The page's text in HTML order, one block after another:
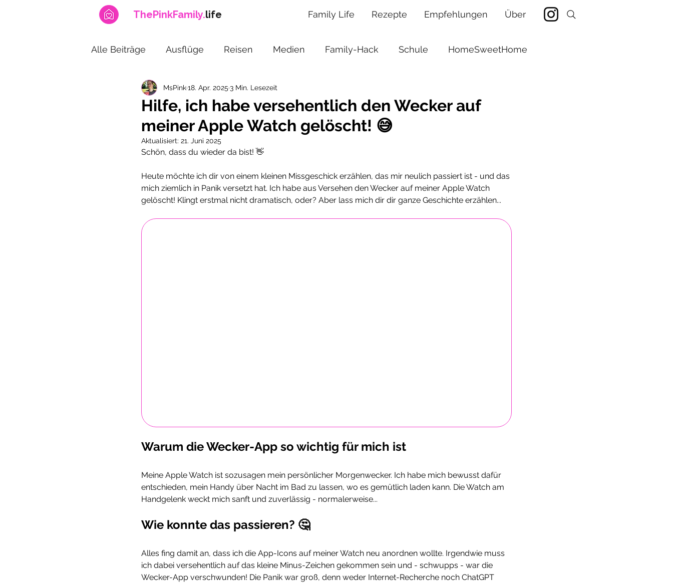
ThePinkFamily.life Family Life Rezepte Empfehlungen Über
Alle Beiträge Ausflüge Reisen Medien Family-Hack Schule HomeSweetHome
Fitness & Sport Spielzeug
Schwangerschaft Fundgrube Musicals Kita Hochzeit
Hilfe, ich habe versehentlich den Wecker auf
meiner Apple Watch gelöscht! 😅
MsPink18. Apr. 2025 3 Min. Lesezeit
Aktualisiert: 21. Juni 2025
Schön, dass du wieder da bist! 👋
Heute möchte ich dir von einem kleinen Missgeschick erzählen, das mir neulich passiert ist - und das
mich ziemlich in Panik versetzt hat. Ich habe aus Versehen den Wecker auf meiner Apple Watch
gelöscht! Klingt erstmal nicht dramatisch, oder? Aber lass mich dir dir ganze Geschichte erzählen...
Warum die Wecker-App so wichtig für mich ist
Meine Apple Watch ist sozusagen mein persönlicher Morgenwecker. Ich habe mich bewusst dafür
entschieden, mein Handy über Nacht im Bad zu lassen, wo es gemütlich laden kann. Die Watch am
Handgelenk weckt mich sanft und zuverlässig - normalerweise...
Wie konnte das passieren? 🤔
Alles fing damit an, dass ich die App-Icons auf meiner Watch neu anordnen wollte. Irgendwie muss
ich dabei versehentlich auf das kleine Minus-Zeichen gekommen sein und - schwupps - war die
Wecker-App verschwunden! Die Panik war groß, denn weder Internet-Recherche noch ChatGPT